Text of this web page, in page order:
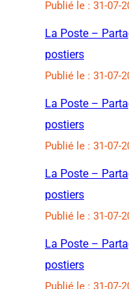
Publié le : 31-07-
La Poste –
postiers
Publié le : 31-07-
La Poste –
postiers
Publié le : 31-07-
La Poste –
postiers
Publié le : 31-07-
La Poste –
postiers